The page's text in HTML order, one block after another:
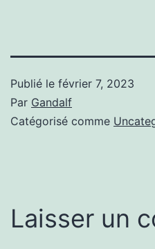
Publié le février 7, 2023
Par Gandalf
Catégorisé comme
Laisser un